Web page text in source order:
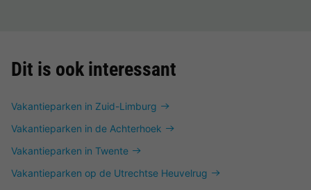
Dit is ook interessant
Vakantieparken in Zuid-Limburg
Vakantieparken in de Achterhoek
Vakantieparken in Twente
Vakantieparken op de Utrechtse Heuvelrug